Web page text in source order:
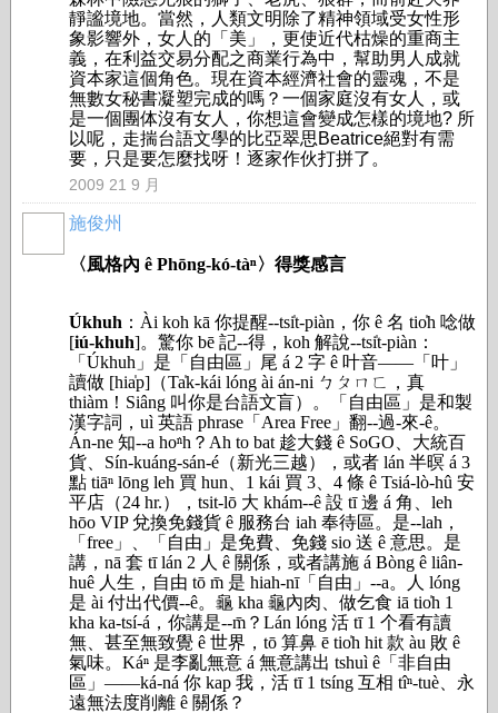
靜謐境地。當然，人類文明除了精神領域受女性形
象影響外，女人的「美」，更使近代枯燥的重商主
義，在利益交易分配之商業行為中，幫助男人成就
資本家這個角色。現在資本經濟社會的靈魂，不是
無數女秘書凝塑完成的嗎？一個家庭沒有女人，或
是一個團体沒有女人，你想這會變成怎樣的境地? 所
以呢，走揣台語文學的比亞翠思Beatrice絕對有需
要，只是要怎麼找呀！逐家作伙打拼了。
2009 21 9 月
施俊州
〈風格內 ê Phōng-kó-tàⁿ〉得獎感言
Úkhuh ：Ài koh kā 你提醒--tsi̍t-piàn，你 ê 名 tio̍h 唸做
[iú-khuh]。驚你 bē 記--得，koh 解說--tsi̍t-piàn：
「Úkhuh」是「自由區」尾 á 2 字 ê 叶音――「叶」
讀做 [hia̍p]（Ta̍k-kái lóng ài án-ni ㄅㄆㄇㄈ，真
thiàm！Siâng 叫你是台語文盲）。「自由區」是和製
漢字詞，uì 英語 phrase「Area Free」翻--過-來-ê。
Án-ne 知--a ho͘ⁿh？Ah to bat 趁大錢 ê SoGO、大統百
貨、Sín-kuáng-sán-é（新光三越），或者 lán 半暝 á 3
點 tiāⁿ lōng leh 買 hun、1 kái 買 3、4 條 ê Tsiá-lò-hû 安
平店（24 hr.），tsit-lō 大 khám--ê 設 tī 邊 á 角、leh
hōo VIP 兌換免錢貨 ê 服務台 iah 奉待區。是--lah，
「free」、「自由」是免費、免錢 sio 送 ê 意思。是
講，nā 套 tī lán 2 人 ê 關係，或者講施 á Bòng ê liân-
huê 人生，自由 tō m̄ 是 hiah-nī「自由」--a。人 lóng
是 ài 付出代價--ê。龜 kha 龜內肉、做乞食 iā tio̍h 1
kha ka-tsí-á，你講是--m̄？Lán lóng 活 tī 1 个看有讀
無、甚至無致覺 ê 世界，tō 算鼻 ē tio̍h hit 款 àu 敗 ê
氣味。Káⁿ 是李亂無意 á 無意講出 tshuì ê「非自由
區」――ká-ná 你 kap 我，活 tī 1 tsíng 互相 tîⁿ-tuè、永
遠無法度削離 ê 關係？